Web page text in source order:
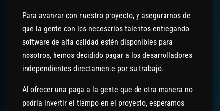
Para avanzar con nuestro proyecto, y asegurarnos de
que la gente con los necesarios talentos entregando
software de alta calidad estén disponibles para
nosotros, hemos decidido pagar a los desarrolladores
independientes directamente por su trabajo.
Al ofrecer una paga a la gente que de otra manera no
podría invertir el tiempo en el proyecto, esperamos